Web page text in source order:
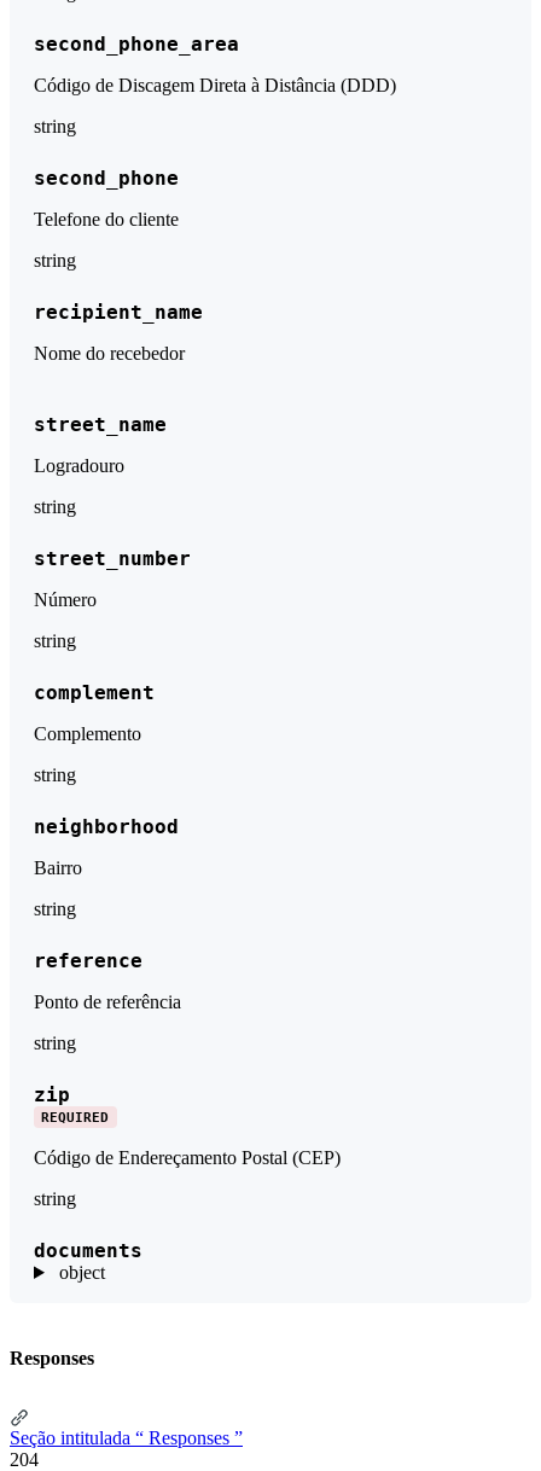
second_phone_area
Código de Discagem Direta à Distância (DDD)
string
second_phone
Telefone do cliente
string
recipient_name
Nome do recebedor
street_name
Logradouro
string
street_number
Número
string
complement
Complemento
string
neighborhood
Bairro
string
reference
Ponto de referência
string
zip
REQUIRED
Código de Endereçamento Postal (CEP)
string
documents
object
Responses
Seção intitulada “ Responses ”
204